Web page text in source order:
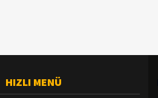
HIZLI MENÜ